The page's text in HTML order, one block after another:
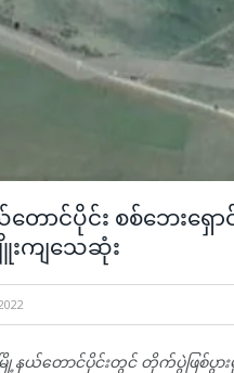
ောင်ပိုင်း စစ်ဘေးရှေ
းကျသေဆုံး
ယ်တောင်ပိုင်းတွင် တိုက်ပွဲဖြစ်ပွားမှု